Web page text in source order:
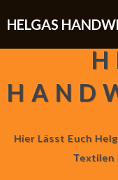
HELGAS
Hier Lässt Euch
Textilen